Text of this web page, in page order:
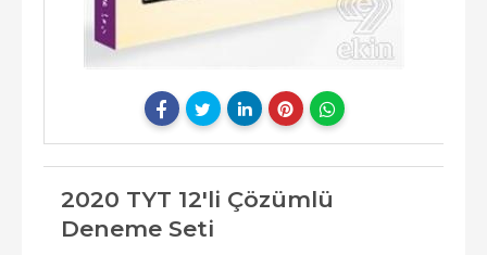
2020 TYT 12'li Çözümlü
Deneme Seti